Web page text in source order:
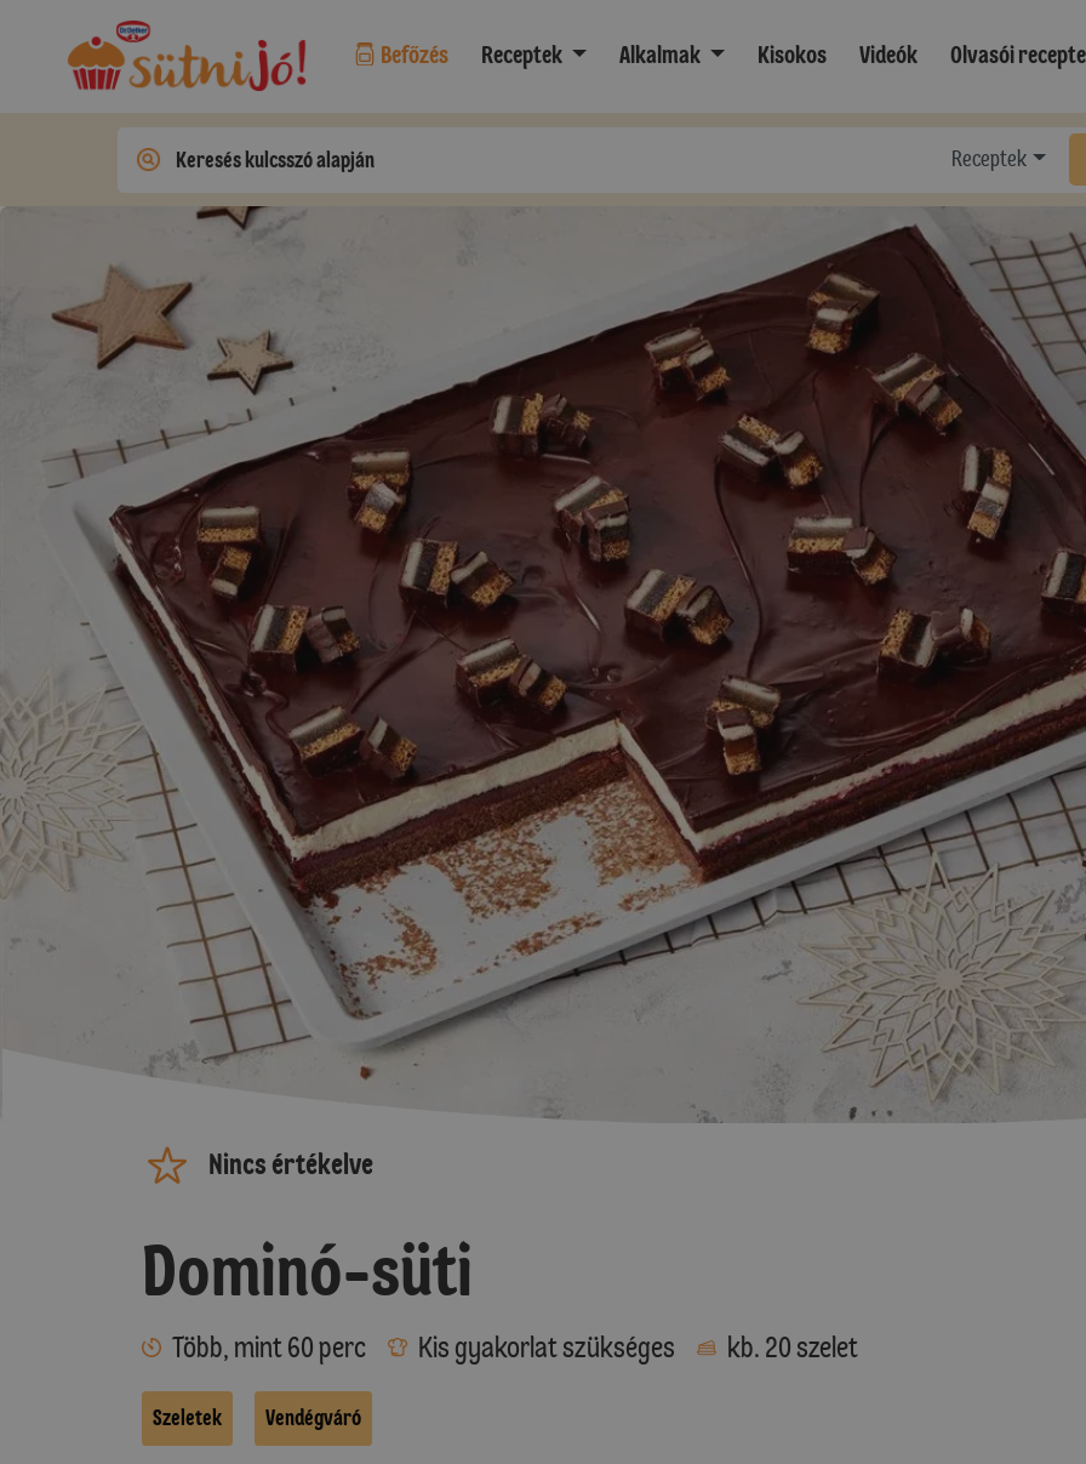
Befőzés Receptek Alkalmak Kisokos Videók Olvasói
Receptek
Nincs értékelve
Dominó-süti
Több, mint 60 perc Kis gyakorlat szükséges kb. 20 szelet
Szeletek Vendégváró